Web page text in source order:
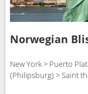
Norwegian
New York > Puerto
(Philipsburg) > Saint